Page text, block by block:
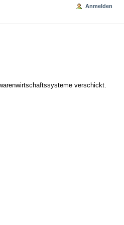
verschickt.
Anmelden